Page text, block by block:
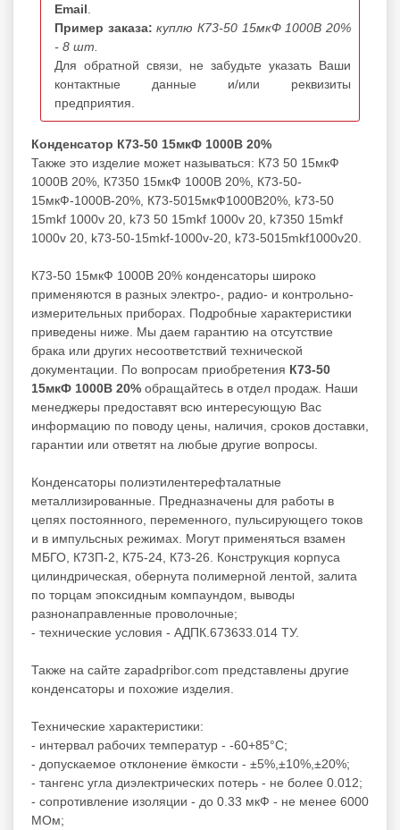
Email
Пример заказа: куплю К73-50 15мкФ 1000В 20%
- 8 шт.
Для обратной связи, не забудьте указать Ваши
контактные данные и/или реквизиты
предприятия.
Конденсатор К73-50 15мкФ 1000В 20%
Также это изделие может называться: К73 50 15мкФ
1000В 20%, К7350 15мкФ 1000В 20%, К73-50-
15мкФ-1000В-20%, К73-5015мкФ1000В20%, k73-50
15mkf 1000v 20, k73 50 15mkf 1000v 20, k7350 15mkf
1000v 20, k73-50-15mkf-1000v-20, k73-5015mkf1000v20.
К73-50 15мкФ 1000В 20% конденсаторы широко
применяются в разных электро-, радио- и контрольно-
измерительных приборах. Подробные характеристики
приведены ниже. Мы даем гарантию на отсутствие
брака или других несоответствий технической
документации. По вопросам приобретения К73-50
15мкФ 1000В 20% обращайтесь в отдел продаж. Наши
менеджеры предоставят всю интересующую Вас
информацию по поводу цены, наличия, сроков доставки,
гарантии или ответят на любые другие вопросы.
Конденсаторы полиэтилентерефталатные
металлизированные. Предназначены для работы в
цепях постоянного, переменного, пульсирующего токов
и в импульсных режимах. Могут применяться взамен
МБГО, К73П-2, К75-24, К73-26. Конструкция корпуса
цилиндрическая, обернута полимерной лентой, залита
по торцам эпоксидным компаундом, выводы
разнонаправленные проволочные;
- технические условия - АДПК.673633.014 ТУ.
Также на сайте zapadpribor.com представлены другие
конденсаторы и похожие изделия.
Технические характеристики:
- интервал рабочих температур - -60+85°C;
- допускаемое отклонение ёмкости - ±5%,±10%,±20%;
- тангенс угла диэлектрических потерь - не более 0.012;
- сопротивление изоляции - до 0.33 мкФ - не менее 6000
МОм;